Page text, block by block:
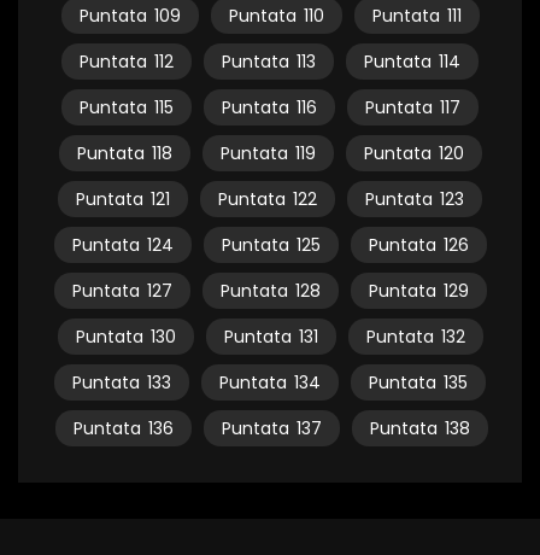
Puntata 109 Puntata 110 Puntata 111
Puntata 112 Puntata 113 Puntata 114
Puntata 115 Puntata 116 Puntata 117
Puntata 118 Puntata 119 Puntata 120
Puntata 121 Puntata 122 Puntata 123
Puntata 124 Puntata 125 Puntata 126
Puntata 127 Puntata 128 Puntata 129
Puntata 130 Puntata 131 Puntata 132
Puntata 133 Puntata 134 Puntata 135
Puntata 136 Puntata 137 Puntata 138